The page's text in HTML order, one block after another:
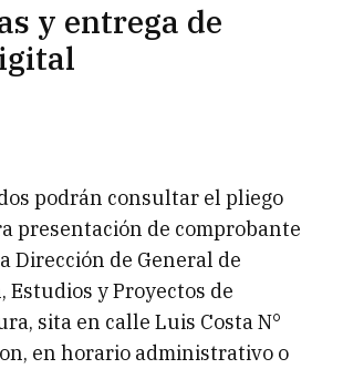
y entrega de
podrán consultar el pliego
presentación de comprobante
Dirección de General de
Estudios y Proyectos de
sita en calle Luis Costa N°
en horario administrativo o